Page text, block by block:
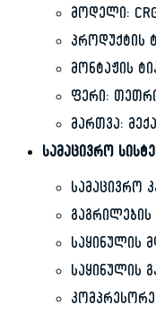
მოდელი:
პროდუქტის
მონტაჟის
ფერი:
მართვა:
სამაცივრო
სამაცივრო
გაგრილების
საყინულის
საყინულის